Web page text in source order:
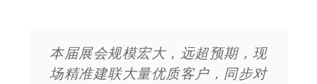
本届展会规模宏大，远超预期，现
场精准建联大量优质客户，同步对